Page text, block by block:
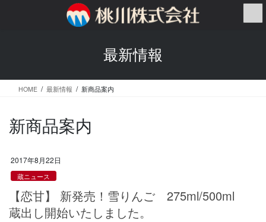
ス
ン
最新情報
HOME 最新情報 新商品案内
新商品案内
2017年8月22日
蔵ニュース
【恋甘】 新発売！雪りんご 275ml/500ml
蔵出し開始いたしました。